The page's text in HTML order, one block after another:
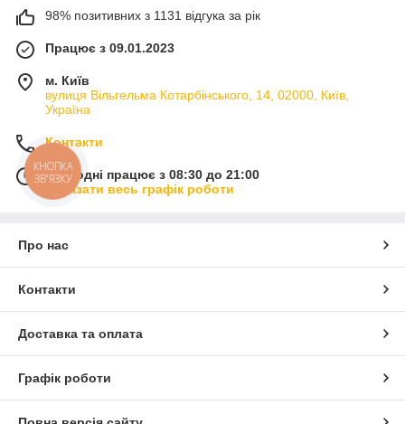
98% позитивних з 1131 відгука за рік
Працює з 09.01.2023
м. Київ
вулиця Вільгельма Котарбінського, 14, 02000, Київ,
Україна
Контакти
Сьогодні працює з 08:30 до 21:00
Показати весь графік роботи
Про нас
Контакти
Доставка та оплата
Графік роботи
КНОПКА
ЗВ'ЯЗКУ